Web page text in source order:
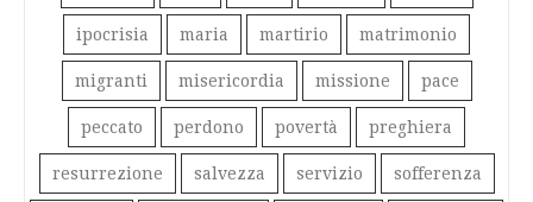
ipocrisia maria martirio matrimonio
migranti misericordia missione pace
peccato perdono povertà preghiera
resurrezione salvezza servizio sofferenza